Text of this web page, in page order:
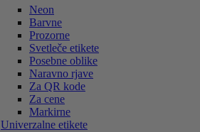
Neon
Barvne
Prozorne
Svetleče etikete
Posebne oblike
Naravno rjave
Za QR kode
Za cene
Markirne
Univerzalne etikete